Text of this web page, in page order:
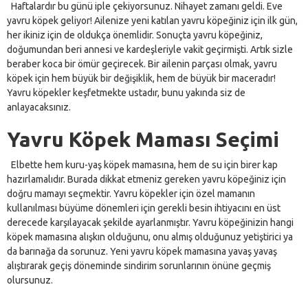
Haftalardır bu günü iple çekiyorsunuz. Nihayet zamanı geldi. Eve
yavru köpek geliyor! Ailenize yeni katılan yavru köpeğiniz için ilk gün,
her ikiniz için de oldukça önemlidir. Sonuçta yavru köpeğiniz,
doğumundan beri annesi ve kardeşleriyle vakit geçirmişti. Artık sizle
beraber koca bir ömür geçirecek. Bir ailenin parçası olmak, yavru
köpek için hem büyük bir değişiklik, hem de büyük bir maceradır!
Yavru köpekler keşfetmekte ustadır, bunu yakında siz de
anlayacaksınız.
Yavru Köpek Maması Seçimi
Elbette hem kuru-yaş köpek mamasına, hem de su için birer kap
hazırlamalıdır. Burada dikkat etmeniz gereken yavru köpeğiniz için
doğru mamayı seçmektir. Yavru köpekler için özel mamanın
kullanılması büyüme dönemleri için gerekli besin ihtiyacını en üst
derecede karşılayacak şekilde ayarlanmıştır. Yavru köpeğinizin hangi
köpek mamasına alışkın olduğunu, onu almış olduğunuz yetiştirici ya
da barınağa da sorunuz. Yeni yavru köpek mamasına yavaş yavaş
alıştırarak geçiş döneminde sindirim sorunlarının önüne geçmiş
olursunuz.